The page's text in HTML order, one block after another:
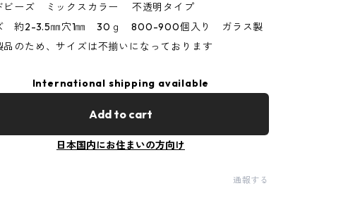
ビーズ ミックスカラー 不透明タイプ
約2-3.5㎜穴1㎜ 30ｇ 800-900個入り ガラス製
品のため、サイズは不揃いになっております
International shipping available
Add to cart
日本国内にお住まいの方向け
通報する